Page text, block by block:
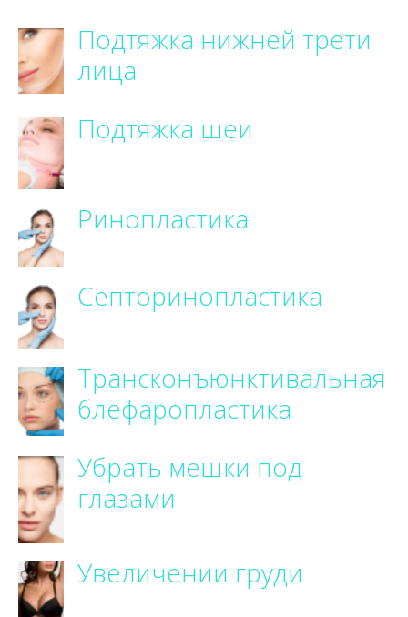
Подтяжка нижней трети
лица
Подтяжка шеи
Ринопластика
Септоринопластика
Трансконъюнктивальная
блефаропластика
Убрать мешки под
глазами
Увеличении груди